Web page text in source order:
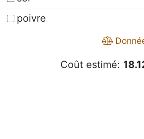
poivre
Coût estimé: